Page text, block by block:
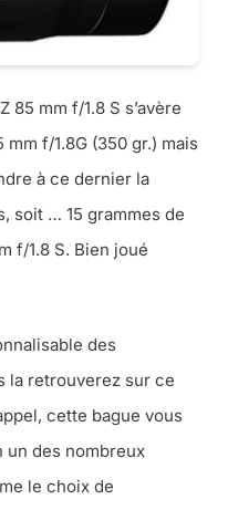
85 mm f/1.8 S s’avère
mm f/1.8G (350 gr.) mais
à ce dernier la
soit … 15 grammes de
f/1.8 S. Bien joué
des
la retrouverez sur ce
cette bague vous
un des nombreux
le choix de